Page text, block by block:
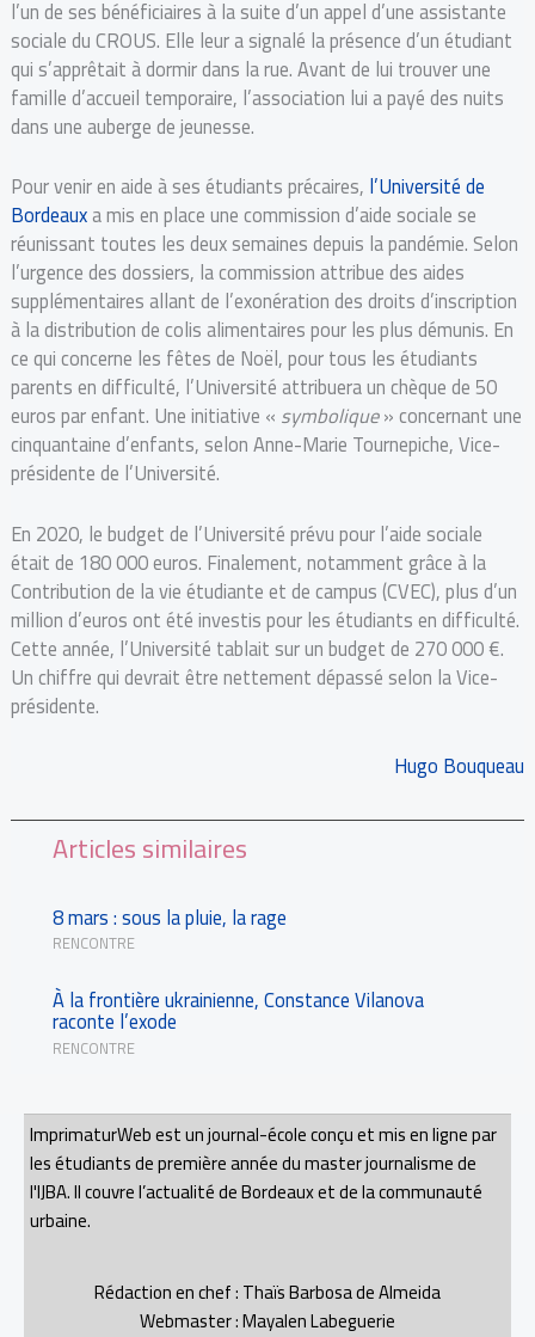
l’un de ses bénéficiaires à la suite d’un appel d’une assistante
sociale du CROUS. Elle leur a signalé la présence d’un étudiant
qui s’apprêtait à dormir dans la rue. Avant de lui trouver une
famille d’accueil temporaire, l’association lui a payé des nuits
dans une auberge de jeunesse.
Pour venir en aide à ses étudiants précaires, l’Université de
Bordeauxa mis en place une commission d’aide sociale se
réunissant toutes les deux semaines depuis la pandémie. Selon
l’urgence des dossiers, la commission attribue des aides
supplémentaires allant de l’exonération des droits d’inscription
à la distribution de colis alimentaires pour les plus démunis. En
ce qui concerne les fêtes de Noël, pour tous les étudiants
parents en difficulté, l’Université attribuera un chèque de 50
euros par enfant. Une initiative « symbolique» concernant une
cinquantaine d’enfants, selon Anne-Marie Tournepiche, Vice-
présidente de l’Université.
En 2020, le budget de l’Université prévu pour l’aide sociale
était de 180 000 euros. Finalement, notamment grâce à la
Contribution de la vie étudiante et de campus (CVEC), plus d’un
million d’euros ont été investis pour les étudiants en difficulté.
Cette année, l’Université tablait sur un budget de 270 000 €.
Un chiffre qui devrait être nettement dépassé selon la Vice-
présidente.
Hugo Bouqueau
Articles similaires
8 mars : sous la pluie, la rage
RENCONTRE
À la frontière ukrainienne, Constance Vilanova
raconte l’exode
RENCONTRE
ImprimaturWeb est un journal-école conçu et mis en ligne par
les étudiants de première année du master journalisme de
l'IJBA. Il couvre l’actualité de Bordeaux et de la communauté
urbaine.
Rédaction en chef : Thaïs Barbosa de Almeida
Webmaster : Mayalen Labeguerie